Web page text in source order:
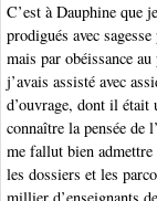
C’est à Dauphine que
prodigués avec sagesse
mais par obéissance
j’avais assisté avec
d’ouvrage, dont il était
connaître la pensée de
me fallut bien
les dossiers et les